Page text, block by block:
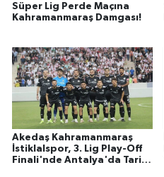
Süper Lig Perde Maçına
Kahramanmaraş Damgası!
Akedaş Kahramanmaraş
İstiklalspor, 3. Lig Play-Off
Finali'nde Antalya'da Tarih